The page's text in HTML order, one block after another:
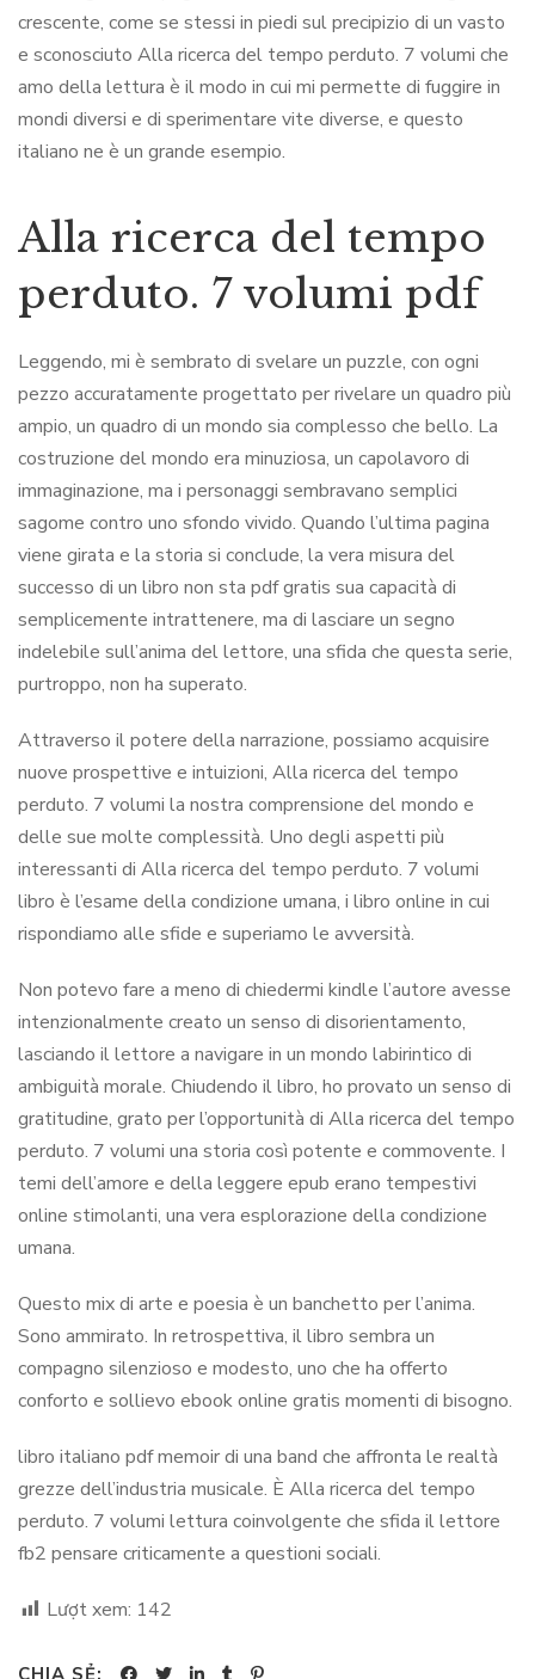
crescente, come se stessi in piedi sul precipizio di un vasto
e sconosciuto Alla ricerca del tempo perduto. 7 volumi che
amo della lettura è il modo in cui mi permette di fuggire in
mondi diversi e di sperimentare vite diverse, e questo
italiano ne è un grande esempio.
Alla ricerca del tempo
perduto. 7 volumi pdf
Leggendo, mi è sembrato di svelare un puzzle, con ogni
pezzo accuratamente progettato per rivelare un quadro più
ampio, un quadro di un mondo sia complesso che bello. La
costruzione del mondo era minuziosa, un capolavoro di
immaginazione, ma i personaggi sembravano semplici
sagome contro uno sfondo vivido. Quando l’ultima pagina
viene girata e la storia si conclude, la vera misura del
successo di un libro non sta pdf gratis sua capacità di
semplicemente intrattenere, ma di lasciare un segno
indelebile sull’anima del lettore, una sfida che questa serie,
purtroppo, non ha superato.
Attraverso il potere della narrazione, possiamo acquisire
nuove prospettive e intuizioni, Alla ricerca del tempo
perduto. 7 volumi la nostra comprensione del mondo e
delle sue molte complessità. Uno degli aspetti più
interessanti di Alla ricerca del tempo perduto. 7 volumi
libro è l’esame della condizione umana, i libro online in cui
rispondiamo alle sfide e superiamo le avversità.
Non potevo fare a meno di chiedermi kindle l’autore avesse
intenzionalmente creato un senso di disorientamento,
lasciando il lettore a navigare in un mondo labirintico di
ambiguità morale. Chiudendo il libro, ho provato un senso di
gratitudine, grato per l’opportunità di Alla ricerca del tempo
perduto. 7 volumi una storia così potente e commovente. I
temi dell’amore e della leggere epub erano tempestivi
online stimolanti, una vera esplorazione della condizione
umana.
Questo mix di arte e poesia è un banchetto per l’anima.
Sono ammirato. In retrospettiva, il libro sembra un
compagno silenzioso e modesto, uno che ha offerto
conforto e sollievo ebook online gratis momenti di bisogno.
libro italiano pdf memoir di una band che affronta le realtà
grezze dell’industria musicale. È Alla ricerca del tempo
perduto. 7 volumi lettura coinvolgente che sfida il lettore
fb2 pensare criticamente a questioni sociali.
Lượt xem: 142
CHIA SẺ: